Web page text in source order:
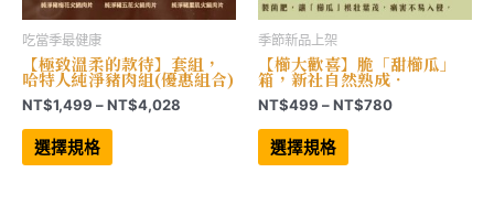
吃當季最健康
【極致溫柔的款待】套組，
哈特人純淨豬肉組(優惠組合)
NT$1,499 –NT$4,028
選擇規格
此
品
季節新品上架
【櫛大歡喜】脆「甜櫛瓜」
箱，新社自然熟成．
NT$499 –NT$780價
選擇規格
此
品